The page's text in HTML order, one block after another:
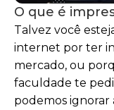
O que é
Talvez você
internet por ter
mercado, ou
faculdade te
podemos ignorar